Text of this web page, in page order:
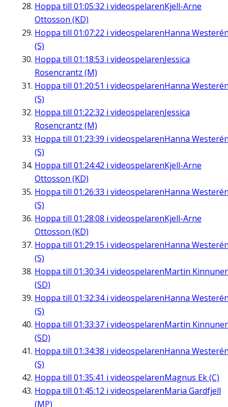
Hoppa till 01:05:32 i videospelarenKjell-Arne
Ottosson (KD)
Hoppa till 01:07:22 i videospelarenHanna
(S)
Hoppa till 01:18:53 i videospelarenJessica
Rosencrantz (M)
Hoppa till 01:20:51 i videospelarenHanna
(S)
Hoppa till 01:22:32 i videospelarenJessica
Rosencrantz (M)
Hoppa till 01:23:39 i videospelarenHanna
(S)
Hoppa till 01:24:42 i videospelarenKjell-Arne
Ottosson (KD)
Hoppa till 01:26:33 i videospelarenHanna
(S)
Hoppa till 01:28:08 i videospelarenKjell-Arne
Ottosson (KD)
Hoppa till 01:29:15 i videospelarenHanna
(S)
Hoppa till 01:30:34i videospelarenMartin
(SD)
Hoppa till 01:32:34i videospelarenHanna
(S)
Hoppa till 01:33:37 i videospelarenMartin
(SD)
Hoppa till 01:34:38 i videospelarenHanna
(S)
Hoppa till 01:35:41 i videospelarenMagnus Ek (C)
Hoppa till 01:45:12 i videospelarenMaria Gardfjell
(MP)